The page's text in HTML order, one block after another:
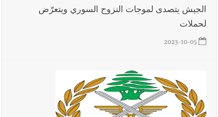
الجيش يتصدى لموجات النزوح السوري ويتعرّض
لحملات
2023-10-05